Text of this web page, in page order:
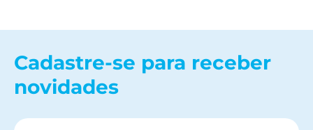
Cadastre-se para receber
novidades